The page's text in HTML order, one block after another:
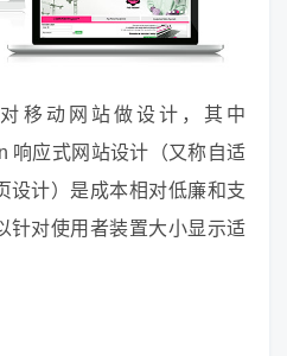
移动网站做设计，其中
响应式网站设计（又称自适
设计）是成本相对低廉和支
针对使用者装置大小显示适